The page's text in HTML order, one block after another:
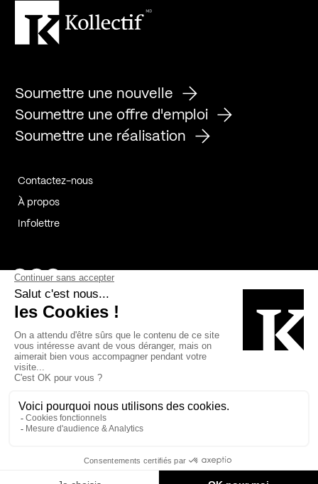
Soumettre une nouvelle
Soumettre une offre d'emploi
Soumettre une réalisation
Contactez-nous
À propos
Infolettre
Page Facebook de Kollectif
Page Instagram de Kollectif
Page Linkedin de Kollectif
Bâtiment-Durable-Québec-1
Esquisses-1
MP-1 v2com-1
Cookies